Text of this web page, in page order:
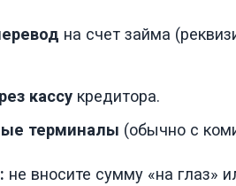
на счет займа
кассу кредитора.
терминалы (обычно с
не вносите сумму «на глаз»